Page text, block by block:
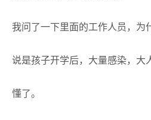
我问了一下里面的工作人员，为
说是孩子开学后，大量感染，大
懂了。